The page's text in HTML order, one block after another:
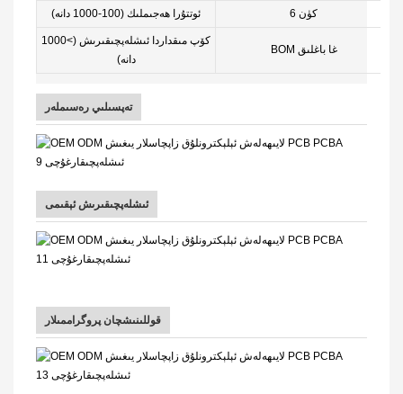
ئوتتۇرا ھەجىملىك ​​(100-1000 دانە) 6 كۈن
كۆپ مىقداردا ئىشلەپچىقىرىش (>1000
دانە)
BOM غا باغلىق
تەپسىلىي رەسىملەر
ئىشلەپچىقىرىش ئېقىمى
قوللىنىشچان پروگراممىلار